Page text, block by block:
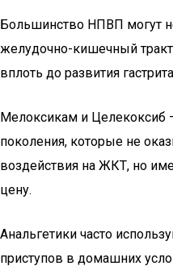
Большинство НПВП могут
желудочно-кишечный
вплоть до развития
Мелоксикам и Целекоксиб
поколения, которые не
воздействия на ЖКТ, но
цену.
Анальгетики часто
приступов в домашних